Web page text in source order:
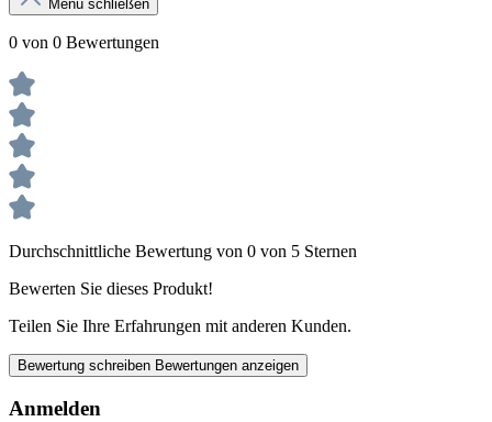
Menü schließen
0 von 0 Bewertungen
Durchschnittliche Bewertung von 0 von 5 Sternen
Bewerten Sie dieses Produkt!
Teilen Sie Ihre Erfahrungen mit anderen Kunden.
Bewertung schreiben Bewertungen anzeigen
Anmelden